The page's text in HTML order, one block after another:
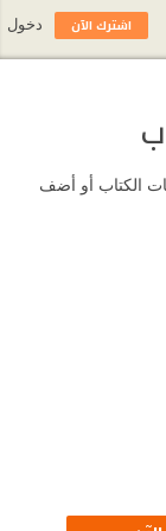
الكتاب أو أضف
اشترك الآن دخول